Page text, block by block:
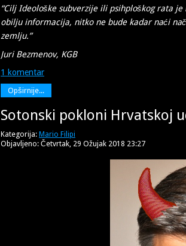
“Cilj Ideološke subverzije ili psihploškog rata
obilju informacija, nitko ne bude kadar naći
zemlju.”
Juri Bezmenov, KGB
1 komentar
Opširnije...
Sotonski pokloni Hrvatskoj
Kategorija: Mario Filipi
Objavljeno: Četvrtak, 29 Ožujak 2018 23:27